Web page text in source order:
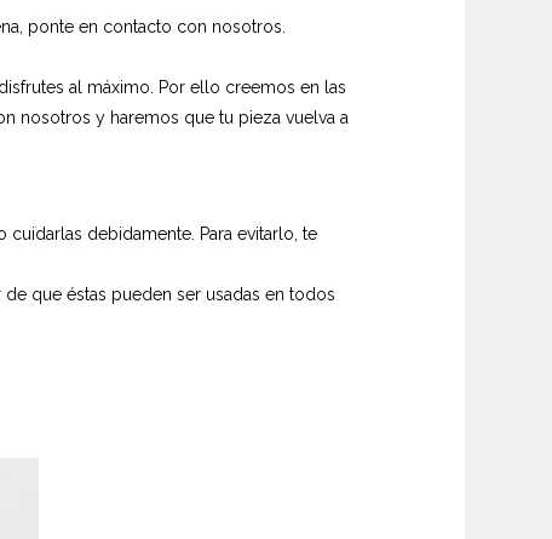
ponte en contacto con nosotros.
al máximo. Por ello creemos en las
nosotros y haremos que tu pieza vuelva a
debidamente. Para evitarlo, te
que éstas pueden ser usadas en todos